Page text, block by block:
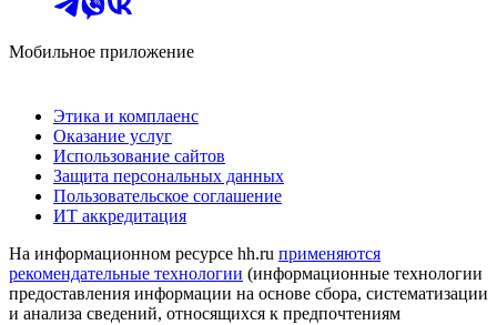
Мобильное приложение
Этика и комплаенс
Оказание услуг
Использование сайтов
Защита персональных данных
Пользовательское соглашение
ИТ аккредитация
На информационном ресурсе hh.ru применяются
рекомендательные технологии (информационные технологии
предоставления информации на основе сбора, систематизации
и анализа сведений, относящихся к предпочтениям